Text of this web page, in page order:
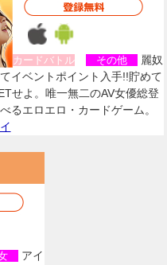
カードバトル その他
麗奴
イベントポイント入手!!貯めて
せよ。唯一無二のAV女優総登
るエロエロ・カードゲーム。
アイ